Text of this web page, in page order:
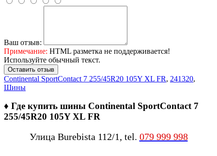
Ваш отзыв:
Примечание: HTML разметка не поддерживается!
Используйте обычный текст.
Оставить отзыв
Continental SportContact 7 255/45R20 105Y XL FR, 241320,
Шины
♦ Где купить шины Continental SportContact 7
255/45R20 105Y XL FR
Улица Burebista 112/1, tel. 079 999 998